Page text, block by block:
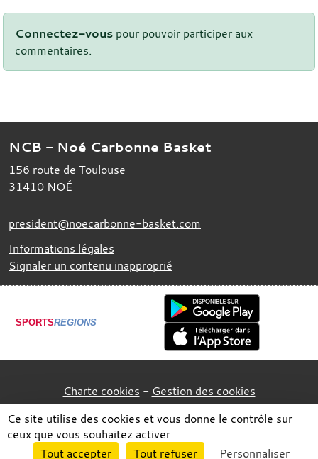
Connectez-vous pour pouvoir participer aux
commentaires.
NCB - Noé Carbonne Basket
156 route de Toulouse
31410 NOÉ
president@noecarbonne-basket.com
Informations légales
Signaler un contenu inapproprié
SPORTSREGIONS
Charte cookies Gestion des cookies
Envie de participer ? Connexion
Ce site utilise des cookies et vous donne le contrôle sur
ceux que vous souhaitez activer
Tout accepter
Tout refuser Personnaliser